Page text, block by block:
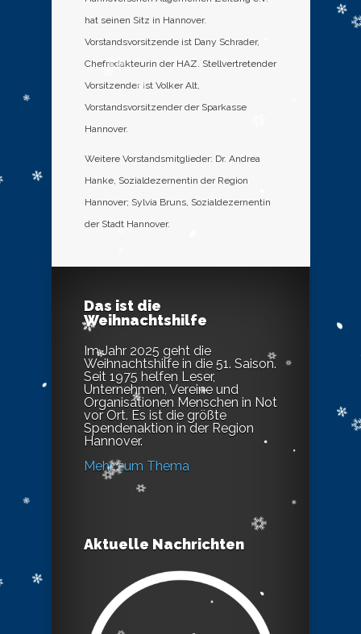
hat seinen Sitz in Hannover.
Vorstandsvorsitzende ist Dany Schrader,
Chefredakteurin der HAZ. Stellvertretender
Vorsitzender ist Volker Alt,
Vorstandsvorsitzender der Sparkasse
Hannover.
Weitere Vorstandsmitglieder: Dr. Andrea
Hanke, Sozialdezernentin der Region
Hannover; Sylvia Bruns, Sozialdezernentin
der Stadt Hannover.
Das ist die
Weihnachtshilfe
Im Jahr 2025 geht die
Weihnachtshilfe in die 51. Saison.
Seit 1975 helfen Leser,
Unternehmen, Vereine und
Organisationen Menschen in Not
vor Ort. Es ist die größte
Spendenaktion in der Region
Hannover.
Mehr zum Thema
Aktuelle Nachrichten